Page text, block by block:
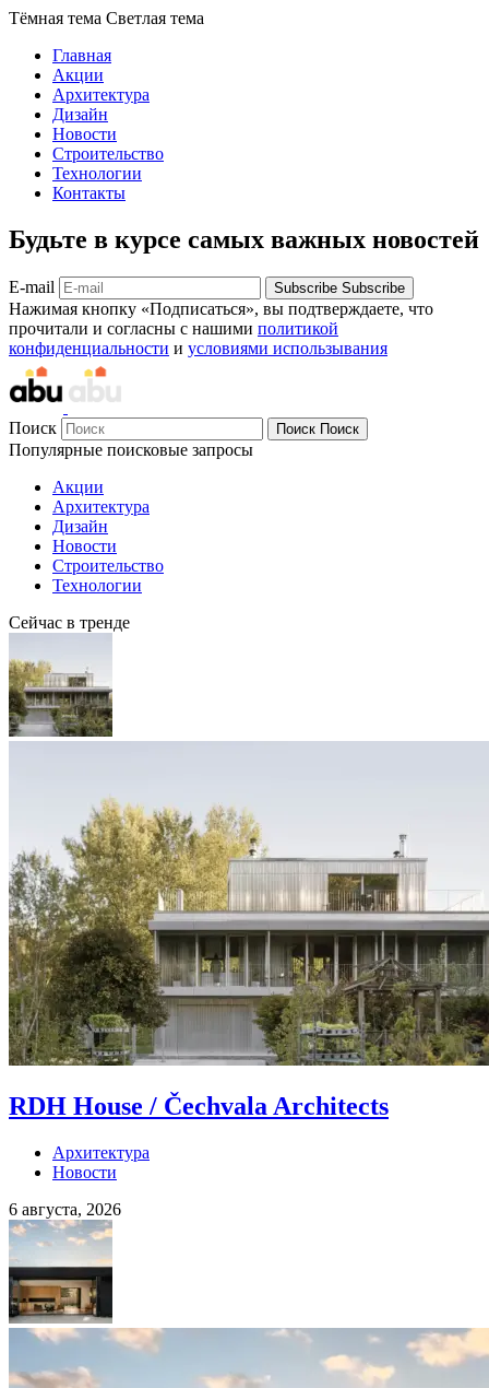
Тёмная тема Светлая тема
Главная
Акции
Архитектура
Дизайн
Новости
Строительство
Технологии
Контакты
Будьте в курсе самых важных новостей
E-mail Subscribe Subscribe
Нажимая кнопку «Подписаться», вы подтверждаете, что
прочитали и согласны с нашими политикой
конфиденциальности и условиями использывания
Поиск Поиск Поиск
Популярные поисковые запросы
Акции
Архитектура
Дизайн
Новости
Строительство
Технологии
Сейчас в тренде
RDH House / Čechvala Architects
Архитектура
Новости
6 августа, 2026